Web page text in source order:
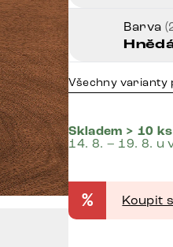
Barva
Všechny varianty
Skladem > 10 ks
14. 8. – 19. 8. u
% Koupit